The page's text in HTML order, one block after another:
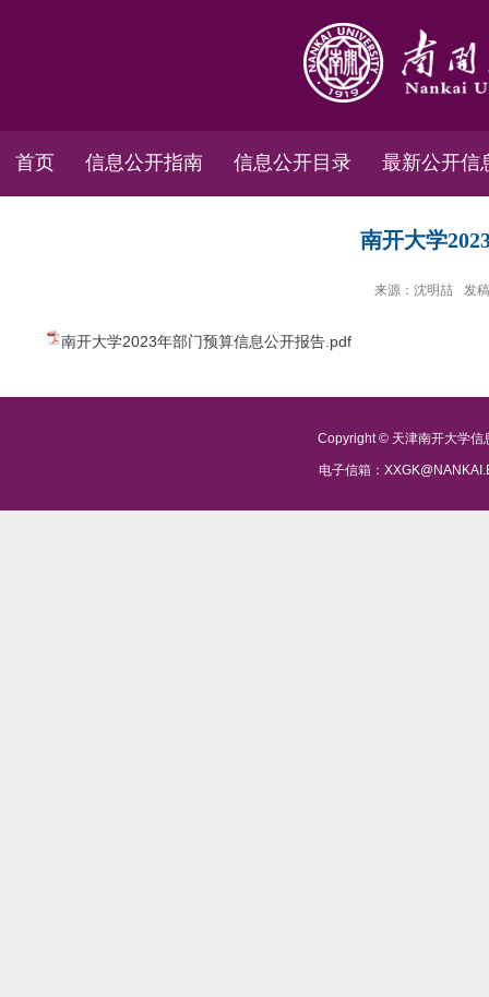
首页 信息公开指南 信息公开目录 最新公开信
南开大学
来源：沈明喆 发
南开大学2023年部门预算信息公开报告.pdf
Copyright © 天津南开大学信
电子信箱：